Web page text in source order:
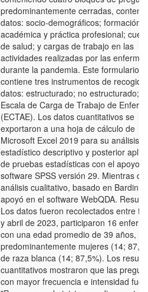
predominantemente cerradas,
datos: socio-demográficos; formación
académica y práctica profesional;
de salud; y cargas de trabajo en las
actividades realizadas por las
durante la pandemia. Este formulario
contiene tres instrumentos de
datos: estructurado; no estructurado; y
Escala de Carga de Trabajo de
(ECTAE). Los datos cuantitativos se
exportaron a una hoja de cálculo de
Microsoft Excel 2019 para su análisis
estadístico descriptivo y posterior
de pruebas estadísticas con el apoyo
software SPSS versión 29. Mientras
análisis cualitativo, basado en Bardin,
apoyó en el software WebQDA.
Los datos fueron recolectados entre
y abril de 2023, participaron 16
con una edad promedio de 39 años,
predominantemente mujeres (14;
de raza blanca (14; 87,5%). Los
cuantitativos mostraron que las
con mayor frecuencia e intensidad